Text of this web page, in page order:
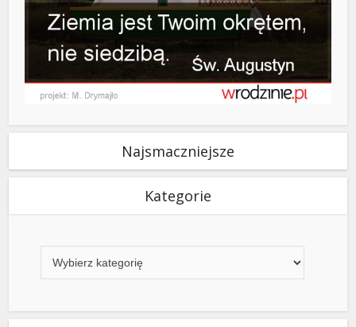
Najsmaczniejsze
Kategorie